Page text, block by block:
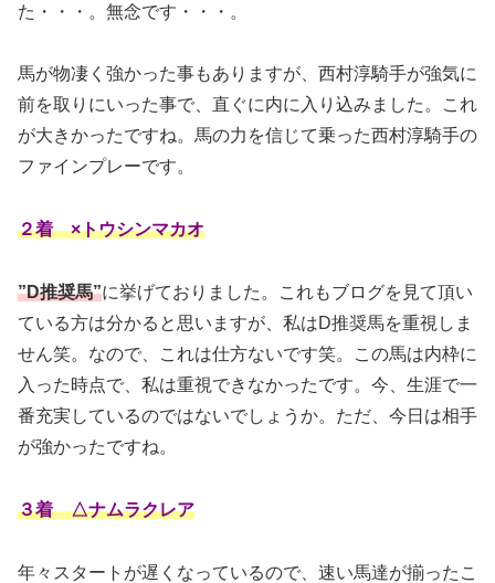
た・・・。無念です・・・。
馬が物凄く強かった事もありますが、西村淳騎手が強気に
前を取りにいった事で、直ぐに内に入り込みました。これ
が大きかったですね。馬の力を信じて乗った西村淳騎手の
ファインプレーです。
２着 ×トウシンマカオ
”D推奨馬”に挙げておりました。これもブログを見て頂い
ている方は分かると思いますが、私はD推奨馬を重視しま
せん笑。なので、これは仕方ないです笑。この馬は内枠に
入った時点で、私は重視できなかったです。今、生涯で一
番充実しているのではないでしょうか。ただ、今日は相手
が強かったですね。
３着 △ナムラクレア
年々スタートが遅くなっているので、速い馬達が揃ったこ